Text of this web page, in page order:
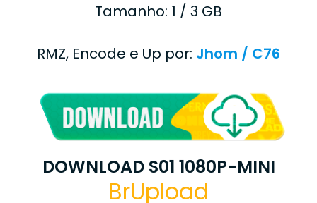
Tamanho: 1 / 3 GB
RMZ, Encode e Up por: Jhom / C76
DOWNLOAD S01 1080P-MINI
BrUpload